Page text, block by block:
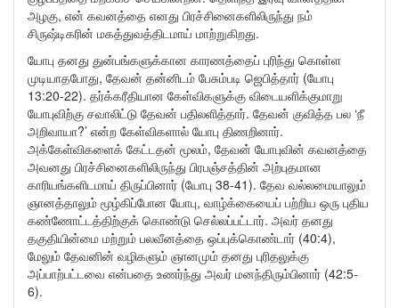
அழகு, என் கவனத்தை எனது பிரச்சினைகளிலிருந்து நம்
சிருஷ்டிகரின் மகத்துவத்திடமாய் மாற்றுகிறது.
யோபு தனது துன்பங்களுக்கான காரணத்தைப் புரிந்து கொள்ள
முடியாதபோது, தேவன் தன்னிடம் பேசும்படி ஜெபித்தார் (யோபு
13:20-22). தர்க்கரீதியான கேள்விகளுக்கு விடையளிக்குமாறு
யோபுவிற்கு சவாலிட்டு தேவன் பதிலளித்தார். தேவன் குவித்த பல ‘நீ
அறிவாயா?’ என்ற கேள்விகளால் யோபு திணறினார்.
அக்கேள்விகளைக் கேட்டதன் மூலம், தேவன் யோபுவின் கவனத்தை
அவனது பிரச்சினைகளிலிருந்து பிரபஞ்சத்தின் அற்புதமான
காரியங்களிடமாய் திருப்பினார் (யோபு 38-41). தேவ வல்லமையாலும்
ஞானத்தாலும் மூழ்கிப்போன யோபு, வாழ்க்கையைப் பற்றிய ஒரு புதிய
கண்ணோட்டத்திற்குக் கொண்டு செல்லப்பட்டார். அவர் தனது
தகுதியின்மை மற்றும் பலவீனத்தை ஒப்புக்கொண்டார் (40:4),
மேலும் தேவனின் வழிகளும் ஞானமும் தனது புரிதலுக்கு
அப்பாற்பட்டவை என்பதை உணர்ந்து அவர் மனந்திரும்பினார் (42:5-
6).